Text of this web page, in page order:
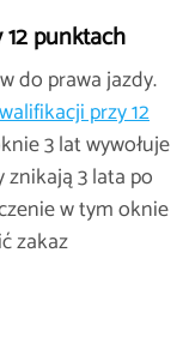
punktach
do prawa jazdy.
przy 12
3 lat wywołuje
3 lata po
w tym oknie
zakaz